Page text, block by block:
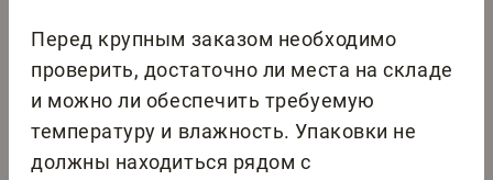
Перед крупным заказом необходимо
проверить, достаточно ли места на складе
и можно ли обеспечить требуемую
температуру и влажность. Упаковки не
должны находиться рядом с